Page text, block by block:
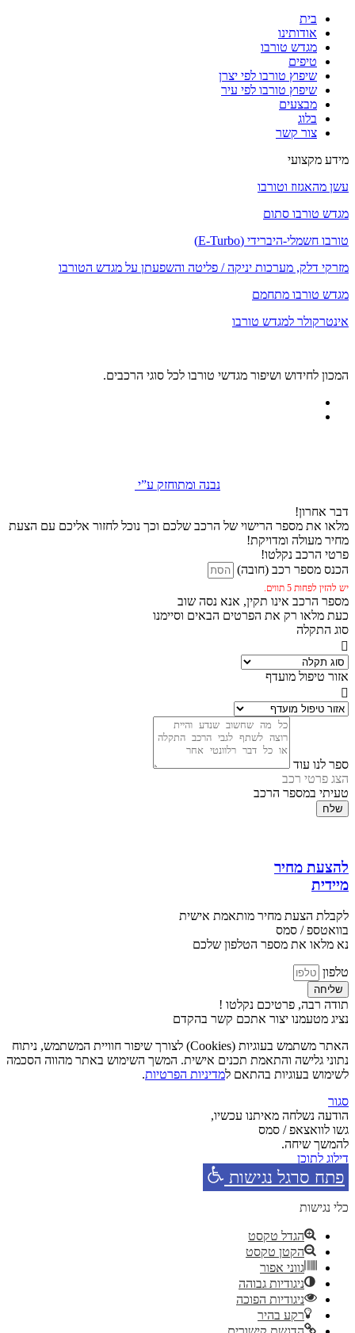
בית
אודותינו
מגדש טורבו
טיפים
שיפוץ טורבו לפי יצרן
שיפוץ טורבו לפי עיר
מבצעים
בלוג
צור קשר
מידע מקצועי
עשן מהאגזוז וטורבו
מגדש טורבו סתום
טורבו חשמלי-היברידי (E-Turbo)
מזרקי דלק, מערכות יניקה / פליטה והשפעתן על מגדש הטורבו
מגדש טורבו מתחמם
אינטרקולר למגדש טורבו
המכון לחידוש ושיפור מגדשי טורבו לכל סוגי הרכבים.
נבנה ומתוחזק ע”י
דבר אחרון!
מלאו את מספר הרישוי של הרכב שלכם וכך נוכל לחזור אליכם עם הצעת
מחיר מעולה ומדויקת!
פרטי הרכב נקלטו!
הכנס מספר רכב (חובה)
יש להזין לפחות 5 תווים.
מספר הרכב אינו תקין, אנא נסה שוב
כעת מלאו רק את הפרטים הבאים וסיימנו
סוג התקלה
אזור טיפול מועדף
ספר לנו עוד
הצג פרטי רכב
טעיתי במספר הרכב
שלח
להצעת מחיר
מיידית
לקבלת הצעת מחיר מותאמת אישית
בוואטספ / סמס
נא מלאו את מספר הטלפון שלכם
טלפון
שליחה
תודה רבה, פרטיכם נקלטו !
נציג מטעמנו יצור אתכם קשר בהקדם
האתר משתמש בעוגיות (Cookies) לצורך שיפור חוויית המשתמש, ניתוח
נתוני גלישה והתאמת תכנים אישית. המשך השימוש באתר מהווה הסכמה
לשימוש בעוגיות בהתאם למדיניות הפרטיות.
סגור
הודעה נשלחה מאיתנו עכשיו,
גשו לוואצאפ / סמס
להמשך שיחה.
דילוג לתוכן
פתח סרגל נגישות
כלי נגישות
הגדל טקסט
הקטן טקסט
גווני אפור
ניגודיות גבוהה
ניגודיות הפוכה
רקע בהיר